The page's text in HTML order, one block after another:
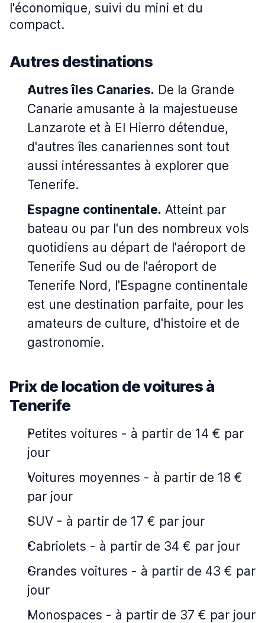
l'économique, suivi du mini et du
compact.
Autres destinations
Autres îles Canaries. De la Grande
Canarie amusante à la majestueuse
Lanzarote et à El Hierro détendue,
d'autres îles canariennes sont tout
aussi intéressantes à explorer que
Tenerife.
Espagne continentale. Atteint par
bateau ou par l'un des nombreux vols
quotidiens au départ de l'aéroport de
Tenerife Sud ou de l'aéroport de
Tenerife Nord, l'Espagne continentale
est une destination parfaite, pour les
amateurs de culture, d'histoire et de
gastronomie.
Prix de location de voitures à
Tenerife
Petites voitures - à partir de 14 € par
jour
Voitures moyennes - à partir de 18 €
par jour
SUV - à partir de 17 € par jour
Cabriolets - à partir de 34 € par jour
Grandes voitures - à partir de 43 € par
jour
Monospaces - à partir de 37 € par jour